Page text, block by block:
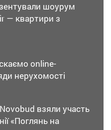
шоурум
— квартири з
online-
нерухомості
взяли участь
«Поглянь на